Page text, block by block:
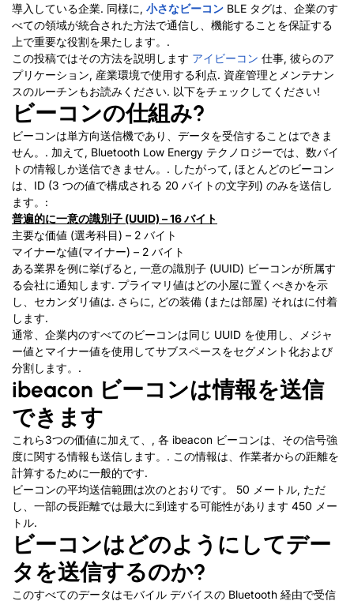
導入している企業. 同様に, 小さなビーコン BLE タグは、企業のす
べての領域が統合された方法で通信し、機能することを保証する
上で重要な役割を果たします。.
この投稿ではその方法を説明します アイビーコン 仕事, 彼らのア
プリケーション, 産業環境で使用する利点. 資産管理とメンテナン
スのルーチンもお読みください. 以下をチェックしてください!
ビーコンの仕組み?
ビーコンは単方向送信機であり、データを受信することはできま
せん。. 加えて, Bluetooth Low Energy テクノロジーでは、数バイ
トの情報しか送信できません。. したがって, ほとんどのビーコン
は、ID (3 つの値で構成される 20 バイトの文字列) のみを送信し
ます。:
普遍的に一意の識別子 (UUID) – 16 バイト
主要な価値 (選考科目) – 2 バイト
マイナーな値(マイナー) – 2 バイト
ある業界を例に挙げると, 一意の識別子 (UUID) ビーコンが所属す
る会社に通知します. プライマリ値はどの小屋に置くべきかを示
し、セカンダリ値は. さらに, どの装備 (または部屋) それはに付着
します.
通常、企業内のすべてのビーコンは同じ UUID を使用し、メジャ
ー値とマイナー値を使用してサブスペースをセグメント化および
分割します。.
ibeacon ビーコンは情報を送信
できます
これら3つの価値に加えて、, 各 ibeacon ビーコンは、その信号強
度に関する情報も送信します。. この情報は、作業者からの距離を
計算するために一般的です.
ビーコンの平均送信範囲は次のとおりです。 50 メートル, ただ
し、一部の長距離では最大に到達する可能性があります 450 メー
トル.
ビーコンはどのようにしてデー
タを送信するのか?
このすべてのデータはモバイル デバイスの Bluetooth 経由で受信